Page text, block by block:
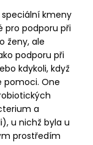
kmeny
pro podporu při
ženy, ale
podporu při
kdykoli, když
pomoci. One
a
u nichž byla u
prostředím